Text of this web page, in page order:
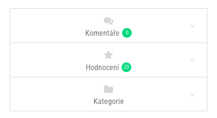
Komentáře 0
Hodnocení 23
Kategorie